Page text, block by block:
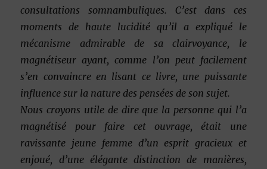
consultations somnambuliques. C’est dans ces
moments de haute lucidité qu’il a expliqué le
mécanisme admirable de sa clairvoyance, le
magnétiseur ayant, comme l’on peut facilement
s’en convaincre en lisant ce livre, une puissante
influence sur la nature des pensées de son sujet.
Nous croyons utile de dire que la personne qui l’a
magnétisé pour faire cet ouvrage, était une
ravissante jeune femme d’un esprit gracieux et
enjoué, d’une élégante distinction de manières,